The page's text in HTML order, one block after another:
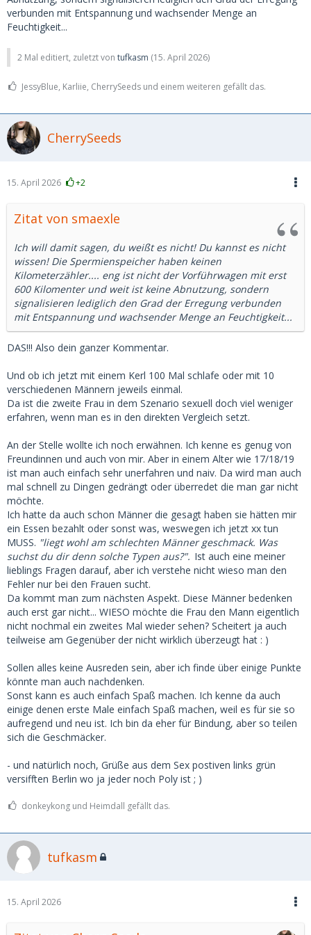
verbunden mit Entspannung und wachsender Menge an
Feuchtigkeit...
2 Mal editiert, zuletzt von tufkasm (15. April 2026)
JessyBlue, Karliie, CherrySeeds und einem weiteren gefällt das.
CherrySeeds
15. April 2026 +2
Zitat von smaexle
Ich will damit sagen, du weißt es nicht! Du kannst es nicht
wissen! Die Spermienspeicher haben keinen
Kilometerzähler.... eng ist nicht der Vorführwagen mit erst
600 Kilomenter und weit ist keine Abnutzung, sondern
signalisieren lediglich den Grad der Erregung verbunden
mit Entspannung und wachsender Menge an Feuchtigkeit...
DAS!!! Also dein ganzer Kommentar.
Und ob ich jetzt mit einem Kerl 100 Mal schlafe oder mit 10
verschiedenen Männern jeweils einmal.
Da ist die zweite Frau in dem Szenario sexuell doch viel weniger
erfahren, wenn man es in den direkten Vergleich setzt.
An der Stelle wollte ich noch erwähnen. Ich kenne es genug von
Freundinnen und auch von mir. Aber in einem Alter wie 17/18/19
ist man auch einfach sehr unerfahren und naiv. Da wird man auch
mal schnell zu Dingen gedrängt oder überredet die man gar nicht
möchte.
Ich hatte da auch schon Männer die gesagt haben sie hätten mir
ein Essen bezahlt oder sonst was, weswegen ich jetzt xx tun
MUSS. "liegt wohl am schlechten Männer geschmack. Was
suchst du dir denn solche Typen aus?". Ist auch eine meiner
lieblings Fragen darauf, aber ich verstehe nicht wieso man den
Fehler nur bei den Frauen sucht.
Da kommt man zum nächsten Aspekt. Diese Männer bedenken
auch erst gar nicht... WIESO möchte die Frau den Mann eigentlich
nicht nochmal ein zweites Mal wieder sehen? Scheitert ja auch
teilweise am Gegenüber der nicht wirklich überzeugt hat : )
Sollen alles keine Ausreden sein, aber ich finde über einige Punkte
könnte man auch nachdenken.
Sonst kann es auch einfach Spaß machen. Ich kenne da auch
einige denen erste Male einfach Spaß machen, weil es für sie so
aufregend und neu ist. Ich bin da eher für Bindung, aber so teilen
sich die Geschmäcker.
- und natürlich noch, Grüße aus dem Sex postiven links grün
versifften Berlin wo ja jeder noch Poly ist ; )
donkeykong und Heimdall gefällt das.
tufkasm
15. April 2026